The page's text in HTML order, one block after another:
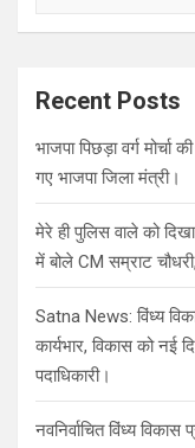
a
c
Recent Posts
भाजपा पिछड़ा वर्ग मोर्चा
गए भाजपा जिला मंत्री।
मेरे ही पुलिस वाले को
में बोले CM सम्राट
Satna News: विंध्य
कार्यभार, विकास को
पदाधिकारी।
नवनिर्वाचित विंध्य